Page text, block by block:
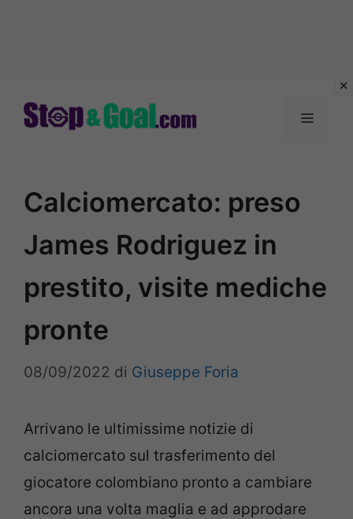
Menu
Calciomercato: preso
James Rodriguez in
prestito, visite mediche
pronte
08/09/2022 di Giuseppe Foria
Arrivano le ultimissime notizie di
calciomercato sul trasferimento del
giocatore colombiano pronto a cambiare
ancora una volta maglia e ad approdare